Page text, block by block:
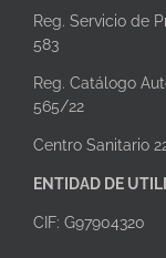
Reg. Servicio de
583
Reg. Catálogo
565/22
Centro Sanitario
ENTIDAD DE
CIF: G97904320